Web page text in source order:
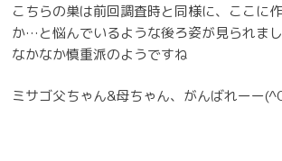
こちらの巣は前回調査時と同様に、ここに
か…と悩んでいるような後ろ姿が見られま
なかなか慎重派のようですね
ミサゴ父ちゃん&母ちゃん、がんばれーー